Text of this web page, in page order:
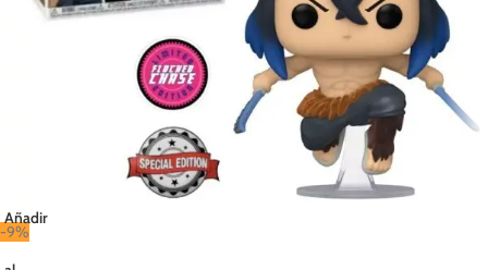
-9%
Añadir